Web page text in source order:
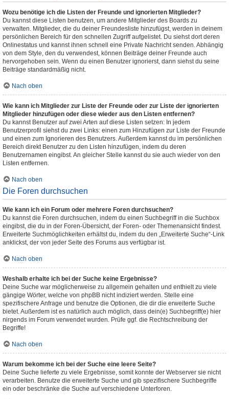
Wozu benötige ich die Listen der Freunde und ignorierten Mitglieder?
Du kannst diese Listen benutzen, um andere Mitglieder des Boards zu
verwalten. Mitglieder, die du deiner Freundesliste hinzufügst, werden in deinem
persönlichen Bereich für den schnellen Zugriff aufgelistet. Du siehst dort deren
Onlinestatus und kannst ihnen schnell eine Private Nachricht senden. Abhängig
von dem Style, den du verwendest, können Beiträge deiner Freunde auch
hervorgehoben sein. Wenn du einen Benutzer ignorierst, dann siehst du seine
Beiträge standardmäßig nicht.
Nach oben
Wie kann ich Mitglieder zur Liste der Freunde oder zur Liste der ignorierten
Mitglieder hinzufügen oder diese wieder aus den Listen entfernen?
Du kannst Benutzer auf zwei Arten auf diese Listen setzen: In jedem
Benutzerprofil siehst du zwei Links: einen zum Hinzufügen zur Liste der Freunde
und einen zum Ignorieren des Benutzers. Außerdem kannst du im persönlichen
Bereich direkt Benutzer zu den Listen hinzufügen, indem du deren
Benutzernamen eingibst. An gleicher Stelle kannst du sie auch wieder von den
Listen entfernen.
Nach oben
Die Foren durchsuchen
Wie kann ich ein Forum oder mehrere Foren durchsuchen?
Du kannst die Foren durchsuchen, indem du einen Suchbegriff in die Suchbox
eingibst, die du in der Foren-Übersicht, der Foren- oder Themenansicht findest.
Erweiterte Suchmöglichkeiten erhältst du, indem du den „Erweiterte Suche“-Link
anklickst, der von jeder Seite des Forums aus verfügbar ist.
Nach oben
Weshalb erhalte ich bei der Suche keine Ergebnisse?
Deine Suche war möglicherweise zu allgemein gehalten und enthielt zu viele
gängige Wörter, welche von phpBB nicht indiziert werden. Stelle eine
spezifischere Anfrage und benutze die Optionen, die dir die erweiterte Suche
bietet. Außerdem ist es natürlich auch möglich, dass dein(e) Suchbegriff(e) hier
nirgends im Forum verwendet wurden. Prüfe ggf. die Rechtschreibung der
Begriffe!
Nach oben
Warum bekomme ich bei der Suche eine leere Seite?
Deine Suche lieferte zu viele Ergebnisse, somit konnte der Webserver sie nicht
verarbeiten. Benutze die erweiterte Suche und gib spezifischere Suchbegriffe
ein oder beschränke die Suche auf verschiedene Unterforen.